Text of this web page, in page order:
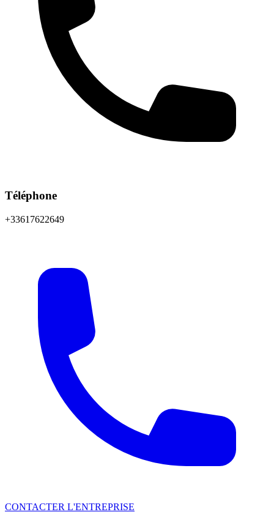
Téléphone
+33617622649
CONTACTER L'ENTREPRISE